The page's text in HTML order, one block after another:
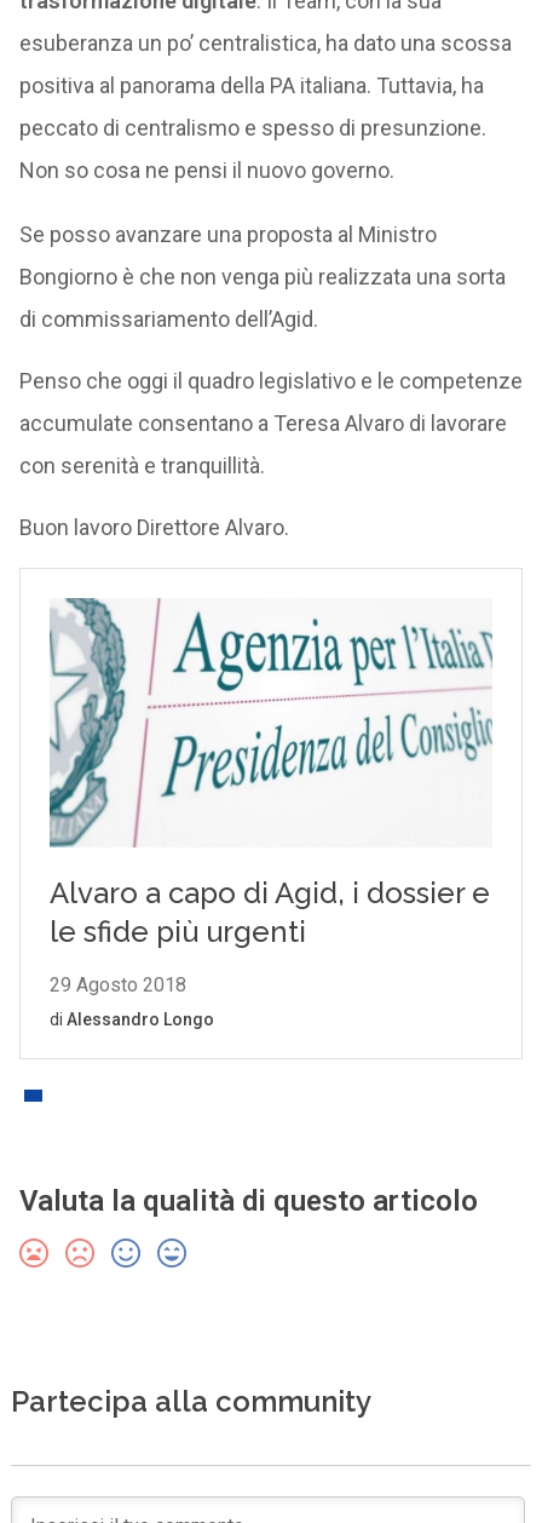
esuberanza un po’ centralistica, ha dato una scossa
positiva al panorama della PA italiana. Tuttavia, ha
peccato di centralismo e spesso di presunzione.
Non so cosa ne pensi il nuovo governo.
Se posso avanzare una proposta al Ministro
Bongiorno è che non venga più realizzata una sorta
di commissariamento dell’Agid.
Penso che oggi il quadro legislativo e le competenze
accumulate consentano a Teresa Alvaro di lavorare
con serenità e tranquillità.
Buon lavoro Direttore Alvaro.
Valuta la qualità di questo articolo
Partecipa alla community